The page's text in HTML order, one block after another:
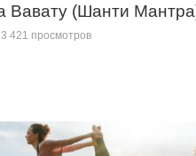
Вавату (Шанти
421 просмотров